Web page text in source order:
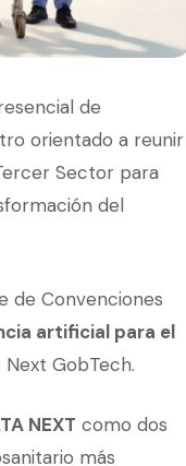
de
orientado a reunir
Sector para
del
de Convenciones
artificial para el
GobTech.
NEXT como dos
más